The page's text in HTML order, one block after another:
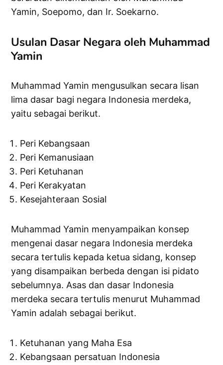
Yamin, Soepomo, dan Ir. Soekarno.
Usulan Dasar Negara oleh Muhammad
Yamin
Muhammad Yamin mengusulkan secara lisan
lima dasar bagi negara Indonesia merdeka,
yaitu sebagai berikut.
Peri Kebangsaan
Peri Kemanusiaan
Peri Ketuhanan
Peri Kerakyatan
Kesejahteraan Sosial
Muhammad Yamin menyampaikan konsep
mengenai dasar negara Indonesia merdeka
secara tertulis kepada ketua sidang, konsep
yang disampaikan berbeda dengan isi pidato
sebelumnya. Asas dan dasar Indonesia
merdeka secara tertulis menurut Muhammad
Yamin adalah sebagai berikut.
Ketuhanan yang Maha Esa
Kebangsaan persatuan Indonesia